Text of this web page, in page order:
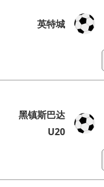
英特城
黑镇斯巴达
U20